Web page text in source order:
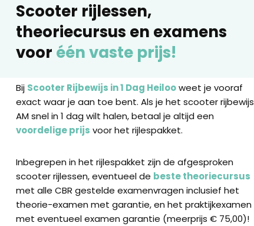
Scooter rijlessen,
theoriecursus en examens
voor één vaste prijs!
Bij Scooter Rijbewijs in 1 Dag Heilooweet je vooraf
exact waar je aan toe bent. Als je het scooter rijbewijs
AM snel in 1 dag wilt halen, betaal je altijd een
voordelige prijs voor het rijlespakket.
Inbegrepen in het rijlespakket zijn de afgesproken
scooter rijlessen, eventueel de beste theoriecursus
met alle CBR gestelde examenvragen inclusief het
theorie-examen met garantie, en het praktijkexamen
met eventueel examen garantie (meerprijs € 75,00)!